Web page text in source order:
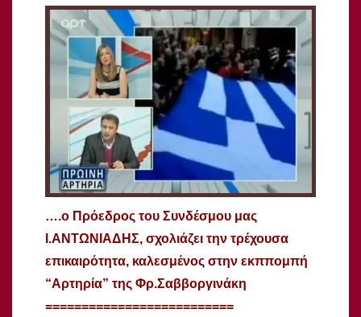
….o Πρόεδρος του Συνδέσμου μας
Ι.ΑΝΤΩΝΙΑΔΗΣ, σχολιάζει την τρέχουσα
επικαιρότητα, καλεσμένος στην εκππομπή
“Αρτηρία” της Φρ.Σαββοργινάκη
==========================